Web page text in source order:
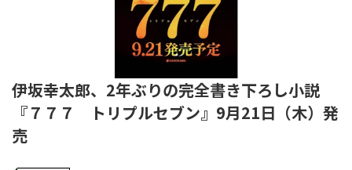
伊坂幸太郎、2年ぶりの完全書き下ろし小説
『７７７ トリプルセブン』9月21日（木）発
売